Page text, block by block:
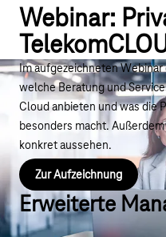
Webinar:
Im aufgezeichneten
welche Beratung und
Cloud anbieten und was die
besonders macht.
konkret aussehen.
Zur Aufzeichnung
Erweiterte